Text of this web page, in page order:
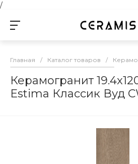
/
Главная / Каталог товаров /
Керамогранит
Estima Классик Вуд